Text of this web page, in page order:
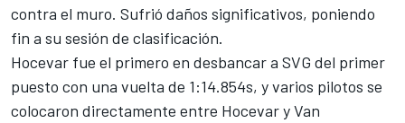
contra el muro. Sufrió daños significativos, poniendo
fin a su sesión de clasificación.
Hocevar fue el primero en desbancar a SVG del primer
puesto con una vuelta de 1:14.854s, y varios pilotos se
colocaron directamente entre Hocevar y Van